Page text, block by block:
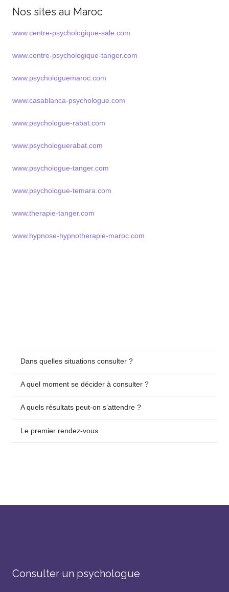
Nos sites au Maroc
www.centre-psychologique-sale.com
www.centre-psychologique-tanger.com
www.psychologuemaroc.com
www.casablanca-psychologue.com
www.psychologue-rabat.com
www.psychologuerabat.com
www.psychologue-tanger.com
www.psychologue-temara.com
www.therapie-tanger.com
www.hypnose-hypnotherapie-maroc.com
Dans quelles situations consulter ?
A quel moment se décider à consulter ?
A quels résultats peut-on s’attendre ?
Le premier rendez-vous
Consulter un psychologue